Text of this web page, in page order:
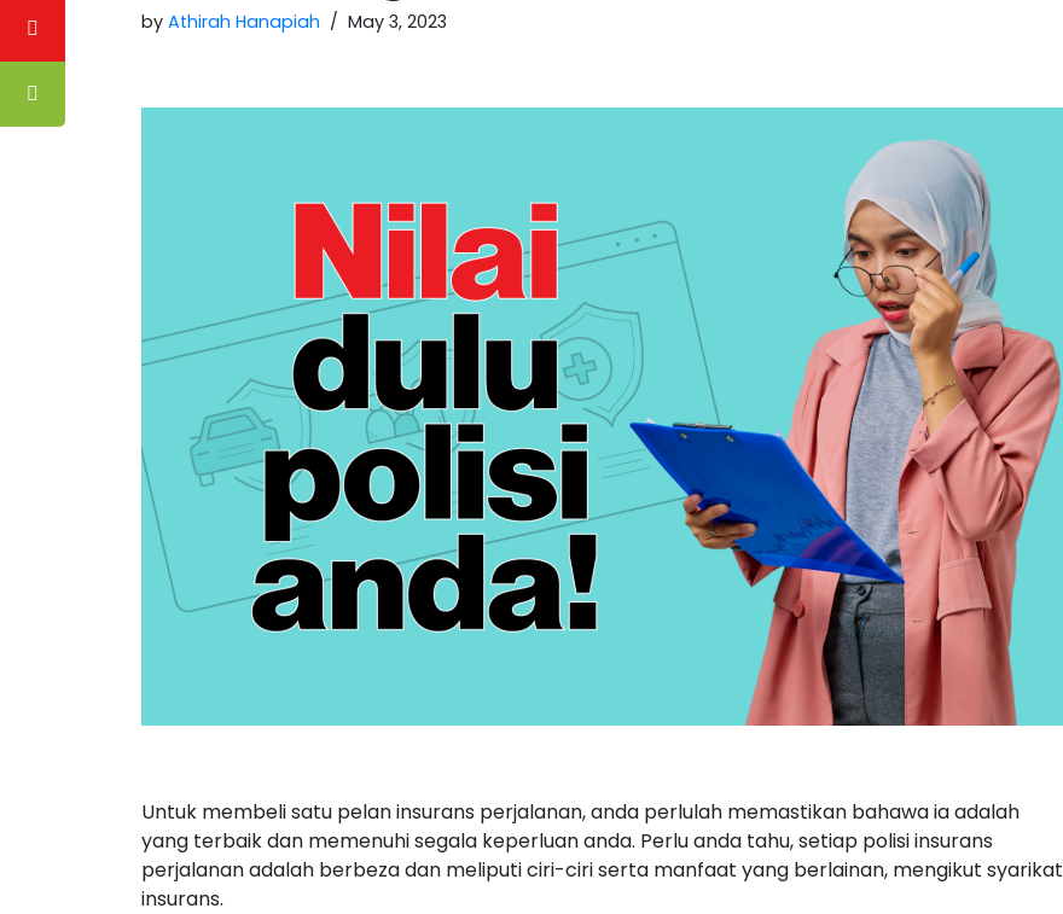
by Athirah Hanapiah May 3, 2023
Untuk membeli satu pelan insurans perjalanan, anda perlulah memastikan bahawa ia adalah
yang terbaik dan memenuhi segala keperluan anda. Perlu anda tahu, setiap polisi insurans
perjalanan adalah berbeza dan meliputi ciri-ciri serta manfaat yang berlainan, mengikut syarikat
insurans.